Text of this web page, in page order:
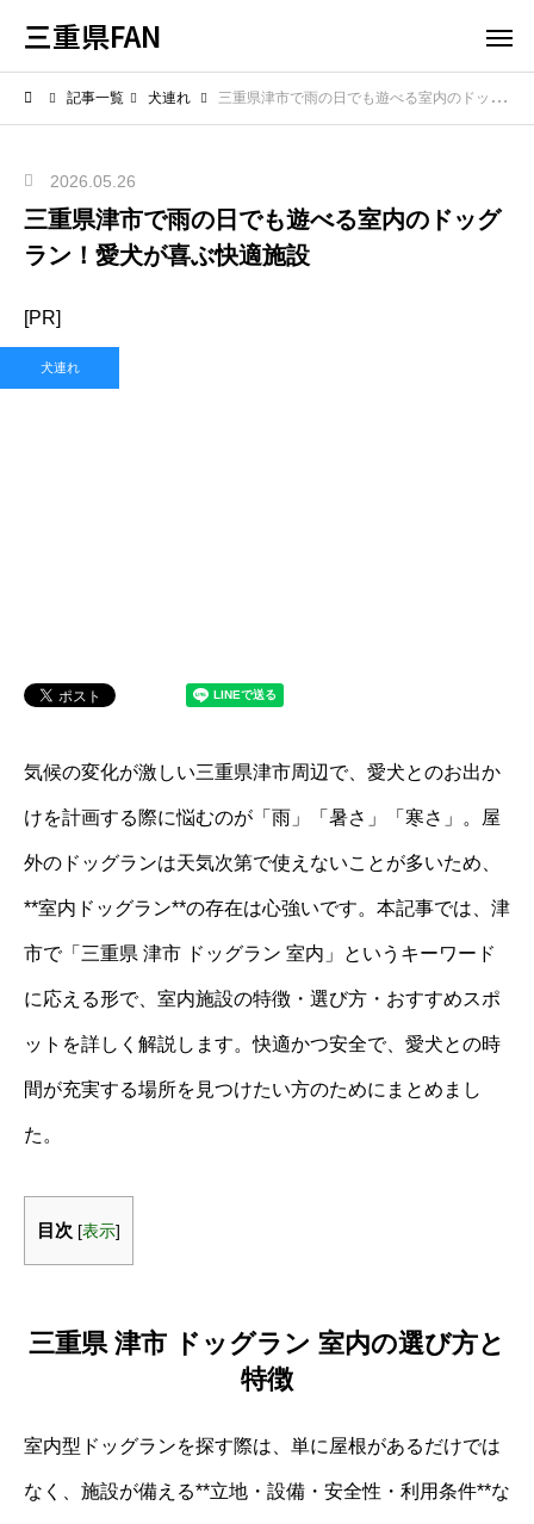
三重県FAN
記事一覧 犬連れ 三重県津市で雨の日でも遊べる室内のドッグラン！愛犬が喜ぶ快適施設
2026.05.26
三重県津市で雨の日でも遊べる室内のドッグ
ラン！愛犬が喜ぶ快適施設
[PR]
犬連れ
気候の変化が激しい三重県津市周辺で、愛犬とのお出か
けを計画する際に悩むのが「雨」「暑さ」「寒さ」。屋
外のドッグランは天気次第で使えないことが多いため、
**室内ドッグラン**の存在は心強いです。本記事では、津
市で「三重県 津市 ドッグラン 室内」というキーワード
に応える形で、室内施設の特徴・選び方・おすすめスポ
ットを詳しく解説します。快適かつ安全で、愛犬との時
間が充実する場所を見つけたい方のためにまとめまし
た。
目次 [表示]
三重県 津市 ドッグラン 室内の選び方と
特徴
室内型ドッグランを探す際は、単に屋根があるだけでは
なく、施設が備える**立地・設備・安全性・利用条件**な